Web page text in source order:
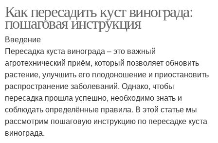
Как пересадить куст винограда:
пошаговая инструкция
Введение
Пересадка куста винограда – это важный
агротехнический приём, который позволяет обновить
растение, улучшить его плодоношение и приостановить
распространение заболеваний. Однако, чтобы
пересадка прошла успешно, необходимо знать и
соблюдать определённые правила. В этой статье мы
рассмотрим пошаговую инструкцию по пересадке куста
винограда.